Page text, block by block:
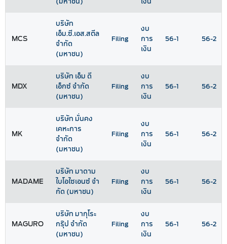
MCS
บริษัท
เอ็ม.ซี.เอส.สตีล
จำกัด
(มหาชน)
Filing
งบ
การ
เงิน
56-1 56-2
MDX
บริษัท เอ็ม ดี
เอ็กซ์ จำกัด
(มหาชน)
Filing
งบ
การ
เงิน
56-1 56-2
MK
บริษัท มั่นคง
เคหะการ
จำกัด
(มหาชน)
Filing
งบ
การ
เงิน
56-1 56-2
MADAME
บริษัท มาดาม
ไบโอไซเอนซ์ จํา
กัด (มหาชน)
Filing
งบ
การ
เงิน
56-1 56-2
MAGURO
บริษัท มากุโระ
กรุ๊ป จำกัด
(มหาชน)
Filing
งบ
การ
เงิน
56-1 56-2